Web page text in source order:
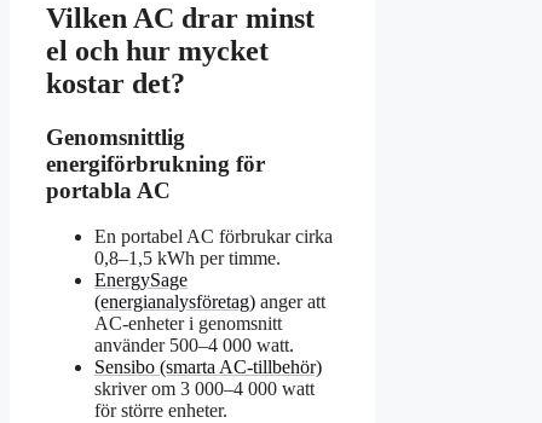
Vilken AC drar minst
el och hur mycket
kostar det?
Genomsnittlig
energiförbrukning för
portabla AC
En portabel AC förbrukar cirka
0,8–1,5 kWh per timme.
EnergySage
(energianalysföretag) anger att
AC-enheter i genomsnitt
använder 500–4 000 watt.
Sensibo (smarta AC-tillbehör)
skriver om 3 000–4 000 watt
för större enheter.